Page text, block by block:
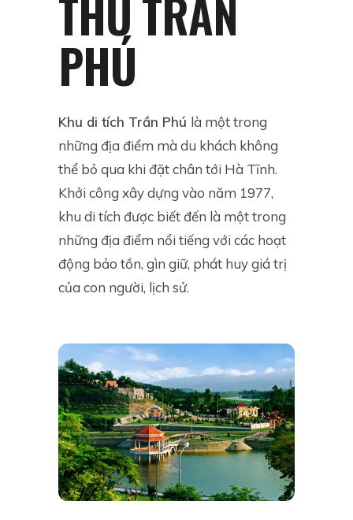
THƯ TRẦN
PHÚ
Khu di tích Trần Phú là một trong
những địa điểm mà du khách không
thể bỏ qua khi đặt chân tới Hà Tĩnh.
Khởi công xây dựng vào năm 1977,
khu di tích được biết đến là một trong
những địa điểm nổi tiếng với các hoạt
động bảo tồn, gìn giữ, phát huy giá trị
của con người, lịch sử.